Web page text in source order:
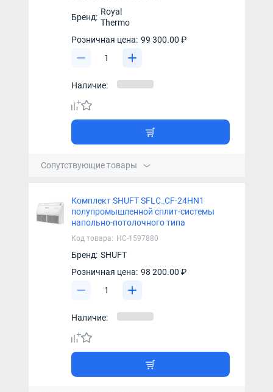
Бренд:
Royal
Thermo
Розничная цена: 99 300.00 ₽
Наличие:
Сопутствующие товары
Комплект SHUFT SFLC_CF-24HN1
полупромышленной сплит-системы
напольно-потолочного типа
Код товара: НС-1597880
Бренд: SHUFT
Розничная цена: 98 200.00 ₽
Наличие: